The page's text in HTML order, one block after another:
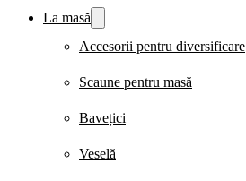
La masă
Accesorii pentru diversificare
Scaune pentru masă
Bavețici
Veselă